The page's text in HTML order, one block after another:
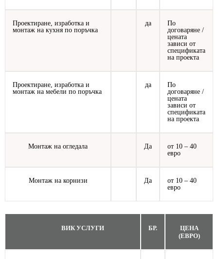
Проектиране, изработка и
монтаж на кухня по поръчка
да
По
договаряне /
цената
зависи от
спецификата
на проекта
Проектиране, изработка и
монтаж на мебели по поръчка
да
По
договаряне /
цената
зависи от
спецификата
на проекта
Монтаж на огледала Да
от 10 – 40
евро
Монтаж на корнизи Да
от 10 – 40
евро
ВИК УСЛУГИ БР.
ЦЕНА
(ЕВРО)